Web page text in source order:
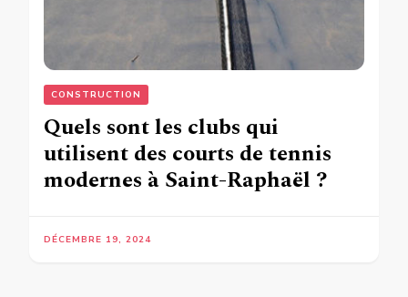
CONSTRUCTION
Quels sont les clubs qui
utilisent des courts de tennis
modernes à Saint-Raphaël ?
DÉCEMBRE 19, 2024